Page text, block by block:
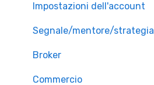
Impostazioni dell'account
Segnale/mentore/strategia
Broker
Commercio